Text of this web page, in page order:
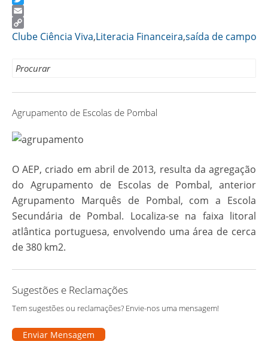
Twitter
Email
Copy
Clube Ciência Viva,Literacia Financeira,saída de campo
Search for:
Agrupamento de Escolas de Pombal
O AEP, criado em abril de 2013, resulta da agregação
do Agrupamento de Escolas de Pombal, anterior
Agrupamento Marquês de Pombal, com a Escola
Secundária de Pombal. Localiza-se na faixa litoral
atlântica portuguesa, envolvendo uma área de cerca
de 380 km2.
Sugestões e Reclamações
Tem sugestões ou reclamações? Envie-nos uma mensagem!
Enviar Mensagem